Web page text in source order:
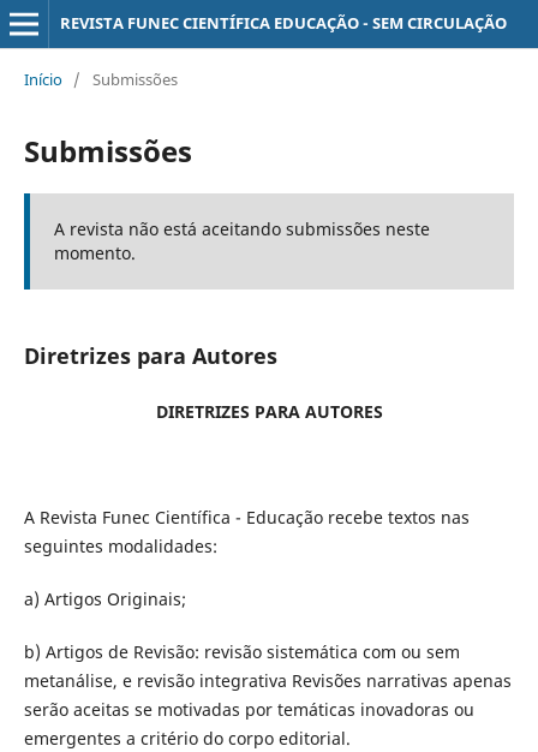
REVISTA FUNEC CIENTÍFICA EDUCAÇÃO - SEM CIRCULAÇÃO
Início / Submissões
Submissões
A revista não está aceitando submissões neste
momento.
Diretrizes para Autores
DIRETRIZES PARA AUTORES
A Revista Funec Científica - Educação recebe textos nas
seguintes modalidades:
a) Artigos Originais;
b) Artigos de Revisão: revisão sistemática com ou sem
metanálise, e revisão integrativa Revisões narrativas apenas
serão aceitas se motivadas por temáticas inovadoras ou
emergentes a critério do corpo editorial.